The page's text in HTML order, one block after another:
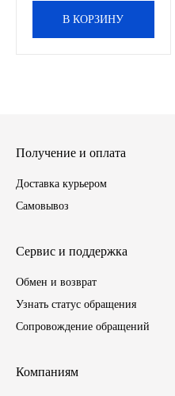
ЗИЛ
ВАЗ
ГАЗ
В КОРЗИНУ
Получение и оплата
Доставка курьером
Самовывоз
Сервис и поддержка
Обмен и возврат
Узнать статус обращения
Сопровождение обращений
Компаниям